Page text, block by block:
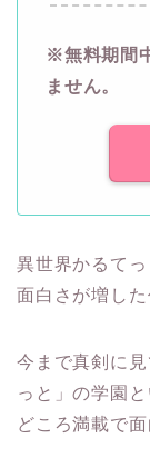
※無料期間
ません。
異世界かるて
面白さが増した
今まで真剣に
っと」の学園
どころ満載で面